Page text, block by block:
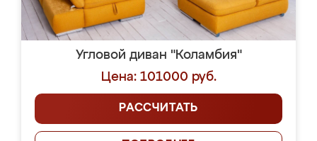
Угловой диван "Коламбия"
Цена: 101000 руб.
РАССЧИТАТЬ